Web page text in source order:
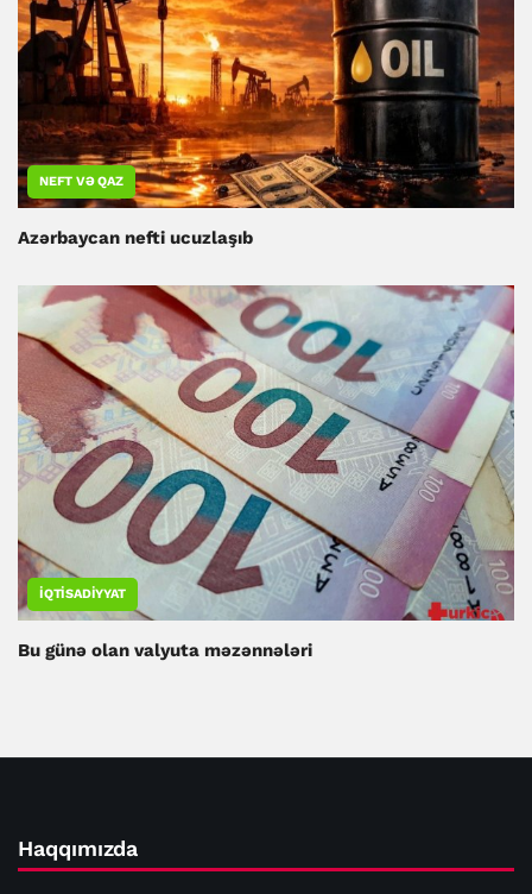
NEFT VƏ QAZ
Azərbaycan nefti ucuzlaşıb
İQTISADIYYAT
Bu günə olan valyuta məzənnələri
Haqqımızda